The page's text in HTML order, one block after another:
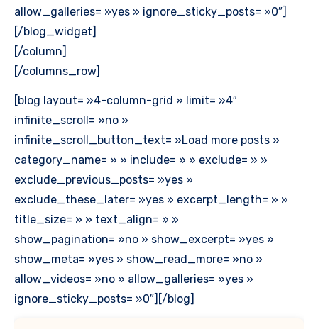
allow_galleries= »yes » ignore_sticky_posts= »0″]
[/blog_widget]
[/column]
[/columns_row]
[blog layout= »4-column-grid » limit= »4″
infinite_scroll= »no »
infinite_scroll_button_text= »Load more posts »
category_name= » » include= » » exclude= » »
exclude_previous_posts= »yes »
exclude_these_later= »yes » excerpt_length= » »
title_size= » » text_align= » »
show_pagination= »no » show_excerpt= »yes »
show_meta= »yes » show_read_more= »no »
allow_videos= »no » allow_galleries= »yes »
ignore_sticky_posts= »0″][/blog]